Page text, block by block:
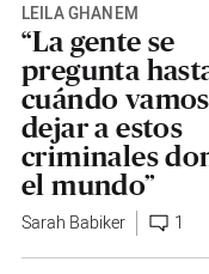
LEILA GHANEM
“La gente se
pregunta
cuándo
dejar a estos
criminales
el mundo”
Sarah Babiker 1